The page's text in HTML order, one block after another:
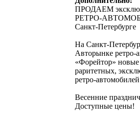
ПРОДАЕМ
РЕТРО-
Санкт-Петербурге
На Санкт-
Авторынке ретро-
«Форейтор»
раритетных,
ретро-
Весенние
Доступные цены!